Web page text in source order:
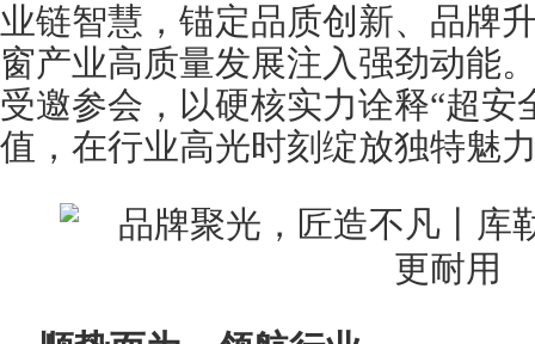
业链智慧，锚定品质创新、品牌
窗产业高质量发展注入强劲动能
受邀参会，以硬核实力诠释“超安
值，在行业高光时刻绽放独特魅